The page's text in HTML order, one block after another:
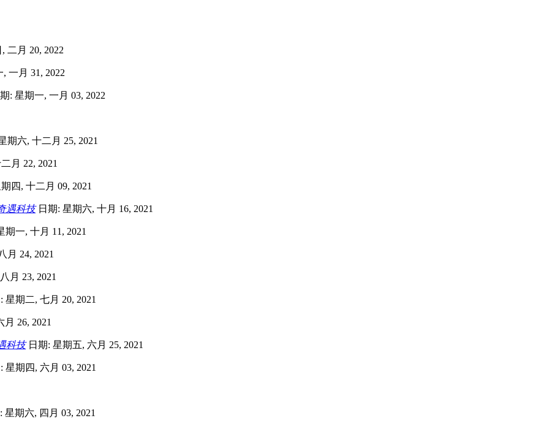
二月 20, 2022
一月 31, 2022
: 星期一, 一月 03, 2022
期六, 十二月 25, 2021
月 22, 2021
四, 十二月 09, 2021
遇科技日期: 星期六, 十月 16, 2021
一, 十月 11, 2021
月 24, 2021
月 23, 2021
星期二, 七月 20, 2021
26, 2021
科技日期: 星期五, 六月 25, 2021
星期四, 六月 03, 2021
期六, 四月 03, 2021